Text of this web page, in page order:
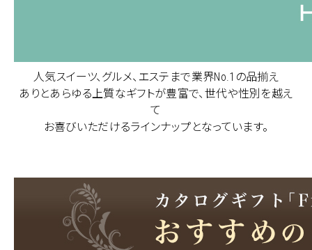
人気スイーツ、グルメ、エステまで業界No.1の品揃え
ありとあらゆる上質なギフトが豊富で、世代や性別を越え
て
お喜びいただけるラインナップとなっています。